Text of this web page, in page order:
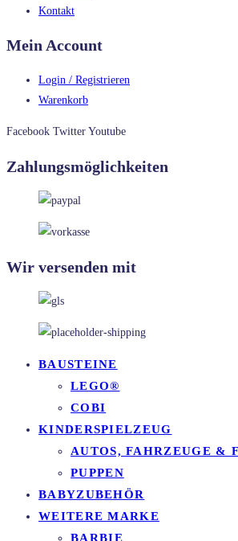
Kontakt
Mein Account
Login / Registrieren
Warenkorb
Facebook Twitter Youtube
Zahlungsmöglichkeiten
Wir versenden mit
BAUSTEINE
LEGO®
COBI
KINDERSPIELZEUG
AUTOS, FAHRZEUGE &
PUPPEN
BABYZUBEHÖR
WEITERE MARKE
BARBIE